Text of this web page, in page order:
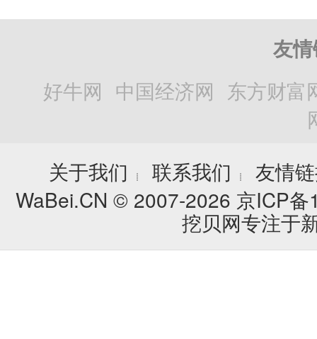
友
好牛网 中国经济网 东方财富
关于我们
┊ 联系我们 ┊
友情
WaBei.CN © 2007-2026 京ICP
挖贝网专注于